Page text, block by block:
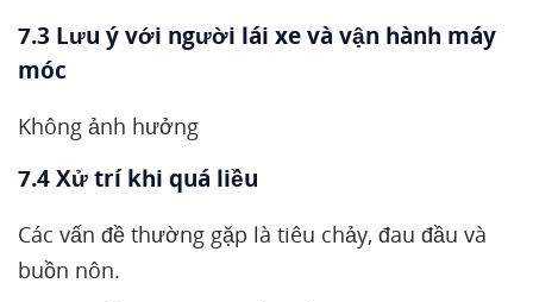
7.3 Lưu ý với người lái xe và vận hành máy
móc
Không ảnh hưởng
7.4 Xử trí khi quá liều
Các vấn đề thường gặp là tiêu chảy, đau đầu và
buồn nôn.